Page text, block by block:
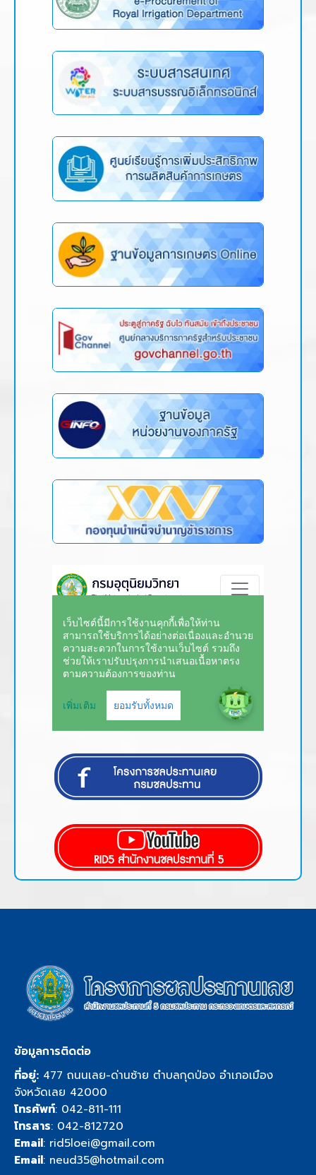
ข้อมูลการติดต่อ
ที่อยู่: 477 ถนนเลย-ด่านซ้าย ตำบลกุดป่อง อำเภอเมือง
จังหวัดเลย 42000
โทรศัพท์: 042-811-111
โทรสาร: 042-812720
Email: rid5loei@gmail.com
Email: neud35@hotmail.com